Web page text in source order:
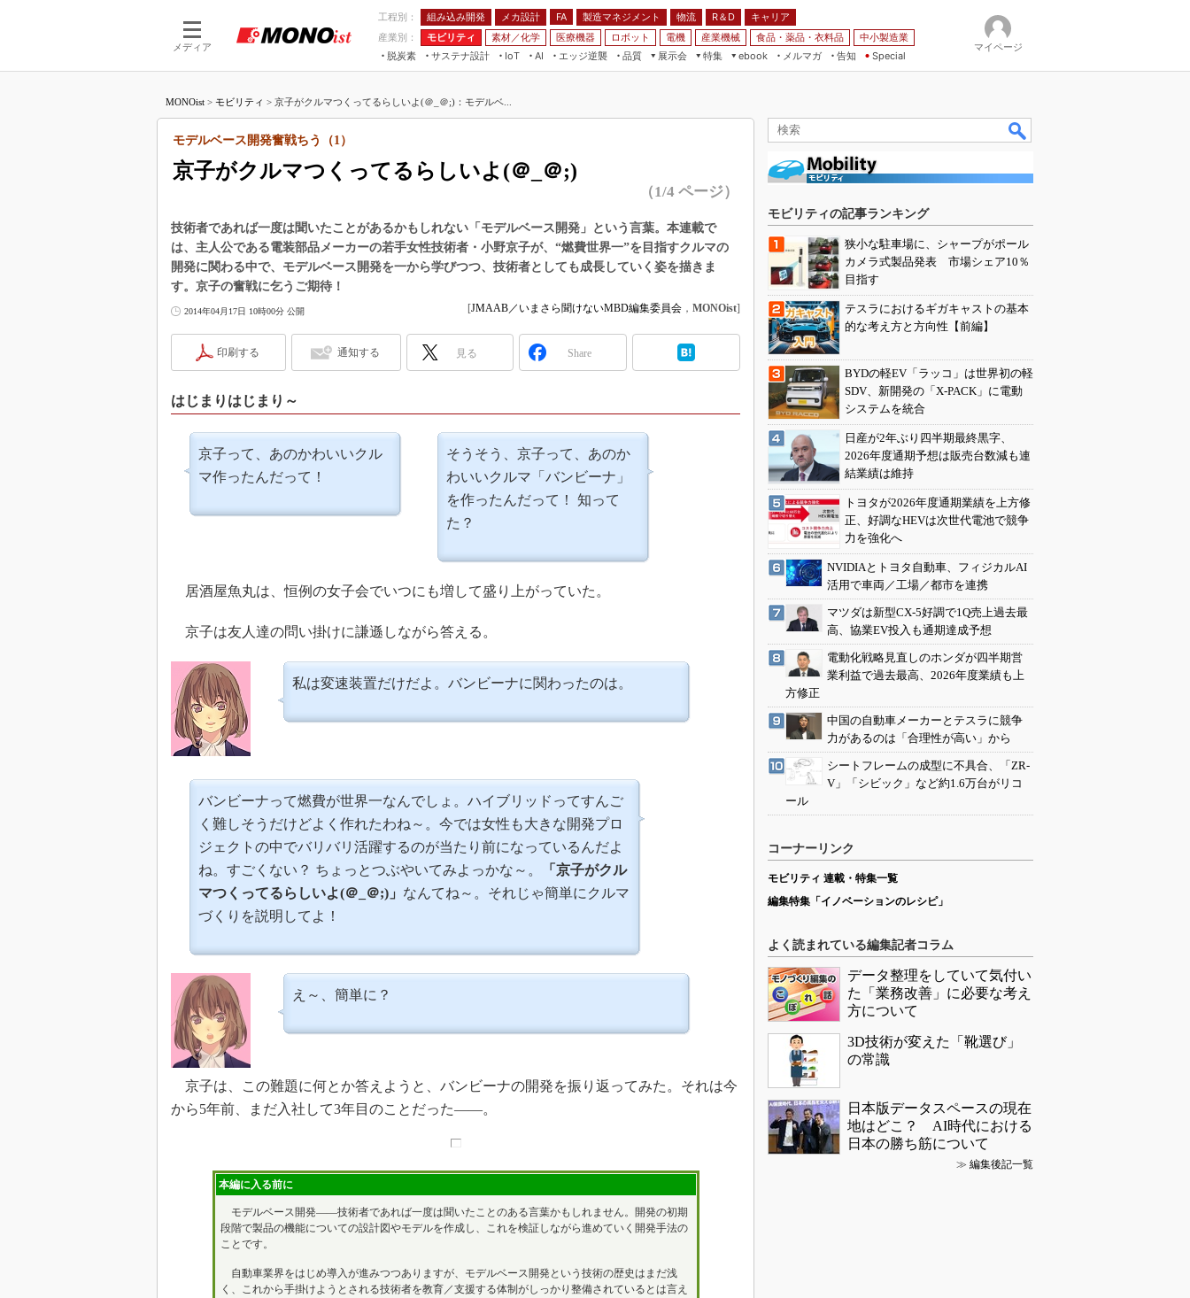
メディア
工程別： 組み込み開発 メカ設計 FA 製造マネジメント 物流 R＆D
キャリア
産業別：
モビリティ 素材／化学 医療機器 ロボット 電機 産業機械 食品・薬品・衣料品
中小製造業
脱炭素
サステナ設計
IoT
つながる工場
AI
AI×設備保全
エッジ逆襲 品質
展示会
JIMTOF
IIFES
ジャパンモビリティショー
TECHNO-FRONTIER
スマート工場EXPO
EdgeTech+
日本ものづくりワールド
産業オープンネット展
特集
フィールドサービス
組み込み画像技術
組み込みモデリング
ISO26262
無償設計ツール
デジタルツインとCAE
S＆OP
インダストリー4.0
植物工場
グローバル設計・開発
ebook
モビリティ
メルマガ
告知 Special
マイページ
MONOist > モビリティ > 京子がクルマつくってるらしいよ(＠_＠;)：モデルベ...
京子がクルマつくってるらしいよ(＠_＠;)
モデルベース開発奮戦ちう（1）
（1/4 ページ）
技術者であれば一度は聞いたことがあるかもしれない「モデルベース開発」という言葉。本連載で
は、主人公である電装部品メーカーの若手女性技術者・小野京子が、“燃費世界一”を目指すクルマの
開発に関わる中で、モデルベース開発を一から学びつつ、技術者としても成長していく姿を描きま
す。京子の奮戦に乞うご期待！
2014年04月17日 10時00分 公開 [JMAAB／いまさら聞けないMBD編集委員会 ， MONOist]
印刷する 通知する 見る Share
はじまりはじまり～
京子って、あのかわいいクル
マ作ったんだって！
そうそう、京子って、あのか
わいいクルマ「バンビーナ」
を作ったんだって！ 知って
た？
居酒屋魚丸は、恒例の女子会でいつにも増して盛り上がっていた。
京子は友人達の問い掛けに謙遜しながら答える。
私は変速装置だけだよ。バンビーナに関わったのは。
バンビーナって燃費が世界一なんでしょ。ハイブリッドってすんご
く難しそうだけどよく作れたわね～。今では女性も大きな開発プロ
ジェクトの中でバリバリ活躍するのが当たり前になっているんだよ
ね。すごくない？ ちょっとつぶやいてみよっかな～。
「京子がクル
マつくってるらしいよ(＠_＠;)」 なんてね～。それじゃ簡単にクルマ
づくりを説明してよ！
え～、簡単に？
京子は、この難題に何とか答えようと、バンビーナの開発を振り返ってみた。それは今
から5年前、まだ入社して3年目のことだった――。
本編に入る前に
モデルベース開発――技術者であれば一度は聞いたことのある言葉かもしれません。開発の初期
段階で製品の機能についての設計図やモデルを作成し、これを検証しながら進めていく開発手法の
ことです。
自動車業界をはじめ導入が進みつつありますが、モデルベース開発という技術の歴史はまだ浅
く、これから手掛けようとされる技術者を教育／支援する体制がしっかり整備されているとは言え
モビリティの記事ランキング